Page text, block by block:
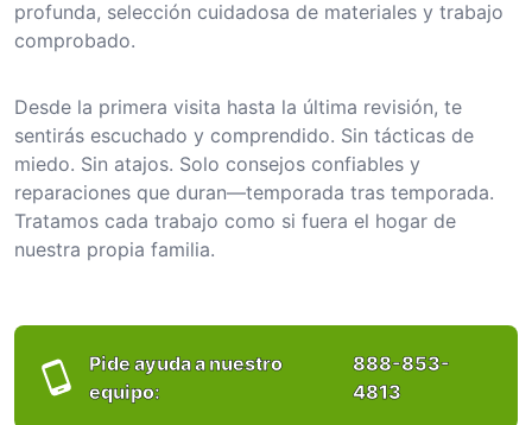
profunda, selección cuidadosa de materiales y trabajo
comprobado.
Desde la primera visita hasta la última revisión, te
sentirás escuchado y comprendido. Sin tácticas de
miedo. Sin atajos. Solo consejos confiables y
reparaciones que duran—temporada tras temporada.
Tratamos cada trabajo como si fuera el hogar de
nuestra propia familia.
Pide ayuda a nuestro
equipo:
888-853-
4813